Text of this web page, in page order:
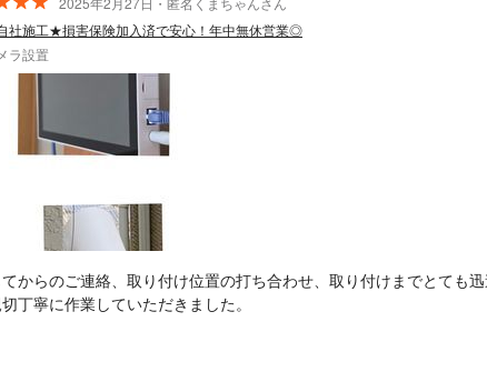
社施工★損害保険加入済で安心！年中無休営業◎
ラ設置
からのご連絡、取り付け位置の打ち合わせ、取り付けまでとても
丁寧に作業していただきました。